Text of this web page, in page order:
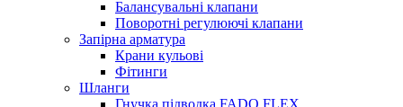
Балансувальні клапани
Поворотні регулюючі клапани
Запірна арматура
Крани кульові
Фітинги
Шланги
Гнучка підводка FADO FLEX